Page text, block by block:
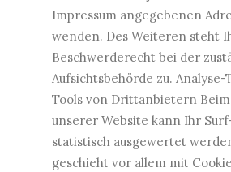
Impressum angegebenen
wenden. Des Weiteren steht
Beschwerderecht bei der
Aufsichtsbehörde zu. Analyse-
Tools von Drittanbietern Beim
unserer Website kann Ihr
statistisch ausgewertet
geschieht vor allem mit